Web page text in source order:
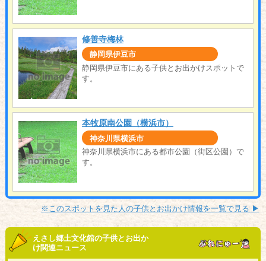
修善寺梅林
静岡県伊豆市
静岡県伊豆市にある子供とお出かけスポットで
す。
本牧原南公園（横浜市）
神奈川県横浜市
神奈川県横浜市にある都市公園（街区公園）で
す。
※このスポットを見た人の子供とお出かけ情報を一覧で見る ▶︎
えさし郷土文化館の子供とお出か
け関連ニュース